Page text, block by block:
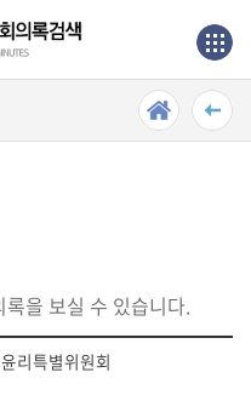
가기
가기
을 보실 수 있습니다.
윤리특별위원회